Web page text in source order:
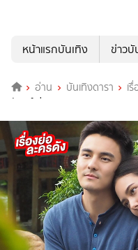
หน้าแรกบันเทิง
ข่าวบั
อ่าน บันเทิงดารา เ
จันทร์ ช่อง 7HD (ตอนจบ)